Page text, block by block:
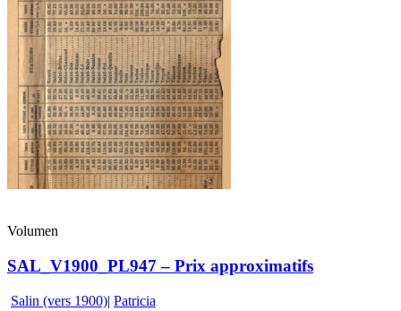
Volumen
SAL_V1900_PL947 – Prix approximatifs
Salin (vers 1900)| Patricia